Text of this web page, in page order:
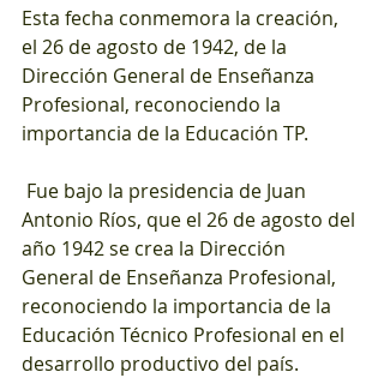
Esta fecha conmemora la creación,
el 26 de agosto de 1942, de la
Dirección General de Enseñanza
Profesional, reconociendo la
importancia de la Educación TP.
Antonio Ríos, que el 26 de agosto del
año 1942 se crea la Dirección
General de Enseñanza Profesional,
reconociendo la importancia de la
Educación Técnico Profesional en el
desarrollo productivo del país.